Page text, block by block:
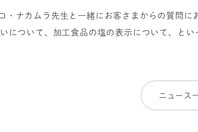
・ナカムラ先生と一緒にお客さまからの質問
について、加工食品の塩の表示について、とい
ニュース